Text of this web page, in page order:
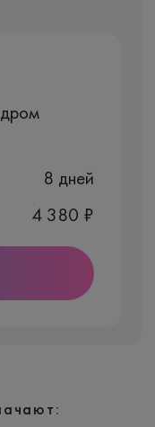
8 дней
4 380 ₽